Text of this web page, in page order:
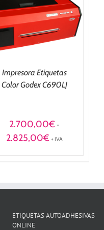
Impresora Etiquetas
Color Godex C690LJ
2.700,00€ -
2.825,00€Rango
+ IVA
ETIQUETAS AUTOADHESIVAS
ONLINE